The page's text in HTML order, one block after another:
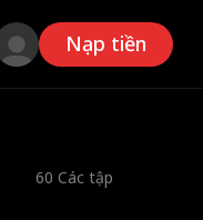
Nạp tiền
60 Các tập